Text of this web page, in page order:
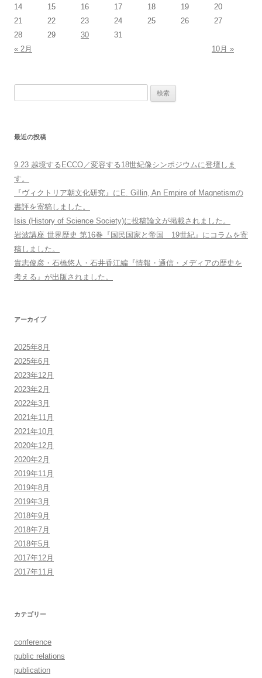
ン
14
15 16 17 18 19
20
21
22 23 24 25 26
27
28
29 30
31
« 2月
10月 »
索:
最近の投稿
9.23 越境するECCO／変容する18世紀像シンポジウムに登壇しま
す。
『ヴィクトリア朝文化研究』にE. Gillin, An Empire of Magnetismの
書評を寄稿しました。
Isis (History of Science Society)に投稿論文が掲載されました。
岩波講座 世界歴史 第16巻『国民国家と帝国 19世紀』にコラムを寄
稿しました。
貴志俊彦・石橋悠人・石井香江編『情報・通信・メディアの歴史を
考える』が出版されました。
アーカイブ
2025年8月
2025年6月
2023年12月
2023年2月
2022年3月
2021年11月
2021年10月
2020年12月
2020年2月
2019年11月
2019年8月
2019年3月
2018年9月
2018年7月
2018年5月
2017年12月
2017年11月
カテゴリー
conference
public relations
publication